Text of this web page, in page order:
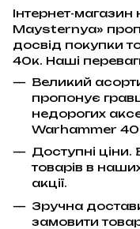
Інтернет-магазин
Maysternya»
досвід покупки
40к. Наші
Великий
пропонує
недорогих
Warhammer
Доступні ціни.
товарів в
акції.
Зручна
замовити